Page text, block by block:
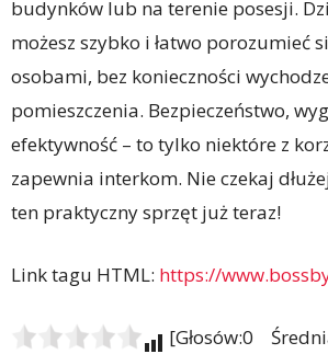
budynków lub na terenie posesji.
możesz szybko i łatwo porozumieć
osobami, bez konieczności
pomieszczenia. Bezpieczeństwo,
efektywność – to tylko niektóre z
zapewnia interkom. Nie czekaj
ten praktyczny sprzęt już teraz!
Link tagu HTML: https://
[Głosów:0